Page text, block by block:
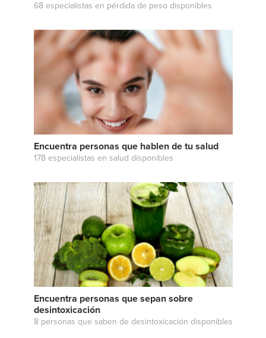
68 especialistas en pérdida de peso disponibles
Encuentra personas que hablen de tu salud
178 especialistas en salud disponibles
Encuentra personas que sepan sobre
desintoxicación
8 personas que saben de desintoxicación disponibles